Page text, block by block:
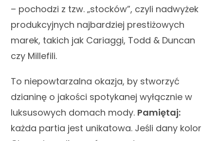
– pochodzi z tzw. „stocków”, czyli nadwyżek
produkcyjnych najbardziej prestiżowych
marek, takich jak Cariaggi, Todd & Duncan
czy Millefili.
To niepowtarzalna okazja, by stworzyć
dzianinę o jakości spotykanej wyłącznie w
luksusowych domach mody. Pamiętaj:
każda partia jest unikatowa. Jeśli dany kolor